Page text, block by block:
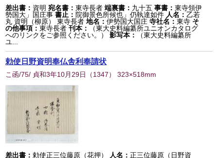
差出書： 資明 宛名書：東寺長者 端裏書： 九十五 事書：東寺領伊
勢国大」国庄事 書止： 院御景色所候也」仍執達如件 人名：乙若
丸 資明（柳原） 東寺長者 地名：伊勢国大国庄 寺社名：東寺 そ
の他事項：東寺長者 刊本：
（東大史料編纂所ユニオンカタログ
へのリンクをご参照ください。）
影写本：
（東大史料編纂所
ユ...
勅使日野資明奉仏舎利奉請状
こ函/75/ 貞和3年10月29日 （1347） 323×518mm
差出書：勅使正三位藤原（花押） 人名：正三位藤原（日野資